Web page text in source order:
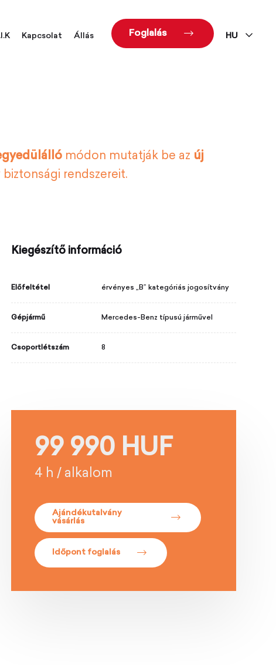
Kapcsolat Állás Foglalás HU
módon mutatják be az új
rendszereit.
Kiegészítő információ
Előfeltétel érvényes „B” kategóriás jogosítvány
Gépjármű Mercedes-Benz típusú járművel
Csoportlétszám 8
99 990 HUF
4 h / alkalom
Ajándékutalvány
vásárlás
Időpont foglalás